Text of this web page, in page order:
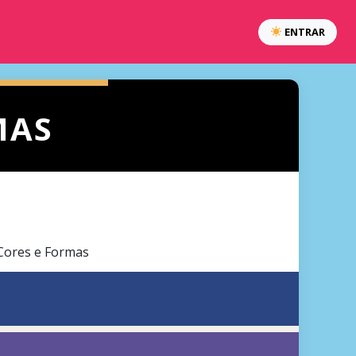
ENTRAR
e Formas